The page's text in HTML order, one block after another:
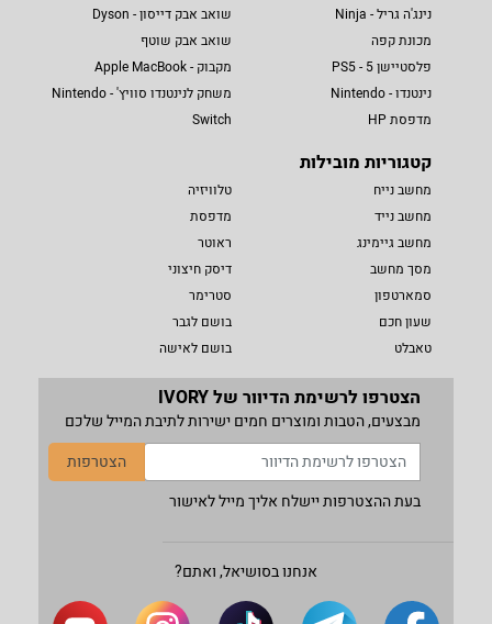
נינג'ה גריל - Ninja
מכונת קפה
פלסטיישן 5 - PS5
נינטנדו - Nintendo
מדפסת HP
שואב אבק דייסון - Dyson
שואב אבק שוטף
מקבוק - Apple MacBook
משחק לנינטנדו סוויץ' - Nintendo
Switch
קטגוריות מובילות
מחשב נייח
מחשב נייד
מחשב גיימינג
מסך מחשב
סמארטפון
שעון חכם
טאבלט
טלוויזיה
מדפסת
ראוטר
דיסק חיצוני
סטרימר
בושם לגבר
בושם לאישה
הצטרפו לרשימת הדיוור של IVORY
מבצעים, הטבות ומוצרים חמים ישירות לתיבת המייל שלכם
הצטרפות
בעת ההצטרפות יישלח אליך מייל לאישור
אנחנו בסושיאל, ואתם?